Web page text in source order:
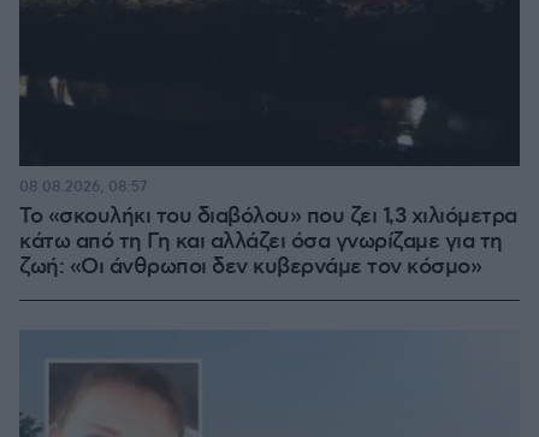
Το «σκουλήκι του διαβόλου» που ζει 1,3 χιλιόμετρα
κάτω από τη Γη και αλλάζει όσα γνωρίζαμε για τη
ζωή: «Οι άνθρωποι δεν κυβερνάμε τον κόσμο»
08.08.2026, 08:57